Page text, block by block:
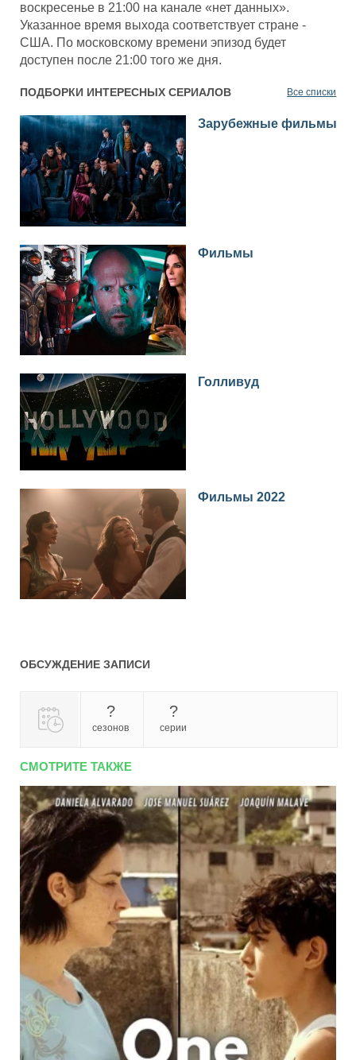
воскресенье в 21:00 на канале «нет данных».
Указанное время выхода соответствует стране -
США. По московскому времени эпизод будет
доступен после 21:00 того же дня.
ПОДБОРКИ ИНТЕРЕСНЫХ СЕРИАЛОВ Все списки
Зарубежные фильмы
Фильмы
Голливуд
Фильмы 2022
ОБСУЖДЕНИЕ ЗАПИСИ
?
сезонов
?
серии
СМОТРИТЕ ТАКЖЕ